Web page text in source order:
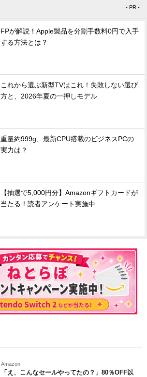
- PR -
FPが解説！Apple製品を分割手数料0円で入手
する方法とは？
これから選ぶ新型TVはこれ！失敗しない選び
方と、2026年夏の一押しモデル
重量約999g、最新CPU搭載のビジネスPCの
実力は？
【抽選で5,000円分】Amazonギフトカードが
当たる！読者アンケート実施中
Amazon
「え、こんなセールやってたの？」80％OFF以